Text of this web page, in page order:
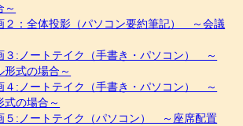
～
２：全体投影（パソコン要約筆記） ～会議
３:ノートテイク（手書き・パソコン） ～
形式の場合～
４:ノートテイク（手書き・パソコン） ～
式の場合～
５:ノートテイク（パソコン） ～座席配置